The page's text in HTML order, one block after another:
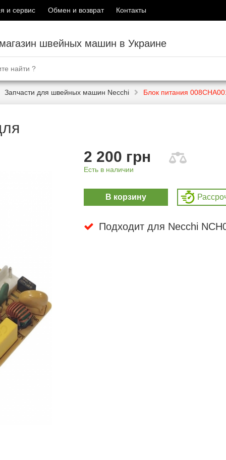
и сервис Обмен и возврат Контакты
швейных машин в Украине
Запчасти для швейных машин Necchi Блок питания
2 200 грн
Есть в наличии
В корзину
Подходит для Necchi